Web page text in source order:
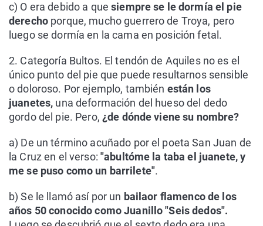
c) O era debido a que siempre se le dormía el pie
derecho porque, mucho guerrero de Troya, pero
luego se dormía en la cama en posición fetal.
2. Categoría Bultos. El tendón de Aquiles no es el
único punto del pie que puede resultarnos sensible
o doloroso. Por ejemplo, también están los
juanetes, una deformación del hueso del dedo
gordo del pie. Pero, ¿de dónde viene su nombre?
a) De un término acuñado por el poeta San Juan de
la Cruz en el verso: "abultóme la taba el juanete, y
me se puso como un barrilete".
b) Se le llamó así por un bailaor flamenco de los
años 50 conocido como Juanillo "Seis dedos".